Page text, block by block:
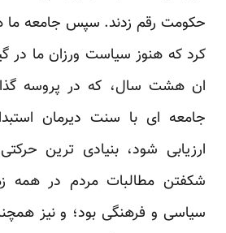
حکومت رقم زدند. سپس جامعه ما
کرد که هنوز سیاست ورزان ما در
ان هشت سال، که در پروسه
جامعه ای با سنت دیرمان
ارزیابی شود، بنیادی ترین
شکفتن مطالبات مردم در همه
سیاسی و فرهنگی بود؛ و نیز